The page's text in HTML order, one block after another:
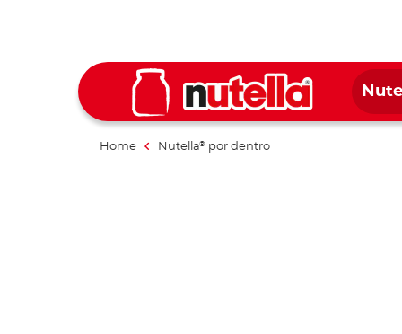
Home Nutella® por dentro